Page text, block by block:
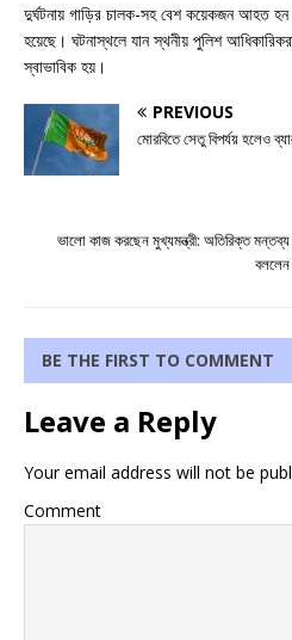
দুর্ঘটনায় গাড়ির চালক-সহ বেশ কয়েকজন আহত
হয়েছে। ঘটনাস্থলে যান স্থনীয় পুলিশ
স্বাভাবিক হয়।
PREVIOUS
মোরবিতে সেতু বিপর্যয় হলেও
ভালো কাজ করছেন মুখ্যমন্ত্রী: অতিরিক্ত মন্তব্য
বললেন
BE THE FIRST TO COMMENT
Leave a Reply
Your email address will not be
Comment